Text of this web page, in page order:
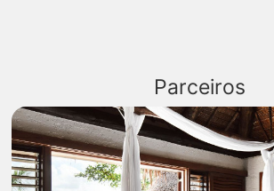
Parceiros